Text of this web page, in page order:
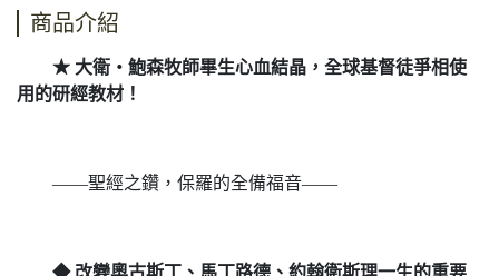
商品介紹
★ 大衛‧鮑森牧師畢生心血結晶，全球基督徒爭相使
用的研經教材！
——聖經之鑽，保羅的全備福音——
◆ 改變奧古斯丁、馬丁路德、約翰衛斯理一生的重要